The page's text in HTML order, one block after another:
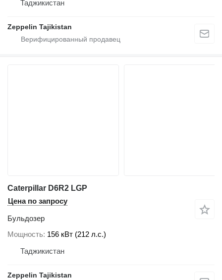
Таджикистан
Zeppelin Tajikistan
Caterpillar D6R2 LGP
Цена по запросу
Бульдозер
Мощность 156 кВт (212 л.с.)
Таджикистан
Zeppelin Tajikistan